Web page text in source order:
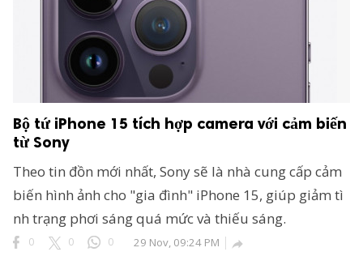
Bộ tứ iPhone 15 tích hợp camera với cảm biến
từ Sony
Theo tin đồn mới nhất, Sony sẽ là nhà cung cấp cảm
biến hình ảnh cho "gia đình" iPhone 15, giúp giảm tì
nh trạng phơi sáng quá mức và thiếu sáng.
0 0 0 29 Nov, 09:24 PM 